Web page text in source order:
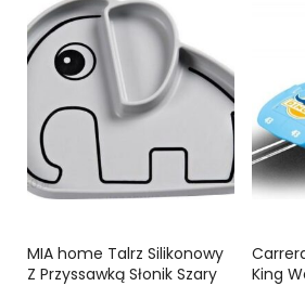
MIA home Talrz Silikonowy
Z Przyssawką Słonik Szary
King